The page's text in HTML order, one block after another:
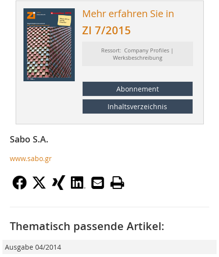
Mehr erfahren Sie in
ZI 7/2015
Ressort: Company Profiles |
Werksbeschreibung
Abonnement
Inhaltsverzeichnis
Sabo S.A.
www.sabo.gr
Thematisch passende Artikel:
Ausgabe 04/2014